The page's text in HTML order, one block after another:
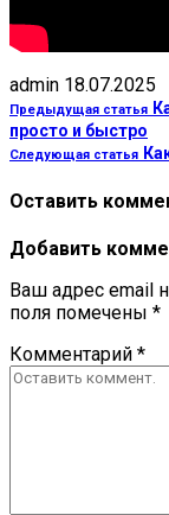
admin 18.07.2025
Предыдущая статья
просто и быстро
Следующая статья
Оставить
Добавить
Ваш адрес email
поля помечены *
Комментарий *